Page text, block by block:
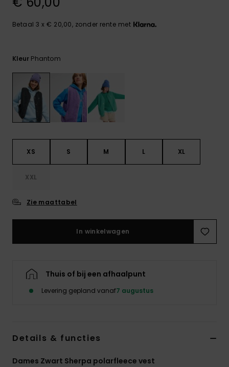
Wetsuits
ROXY APP
Betaal 3 x € 20,00, zonder rente met
Kleur Phantom
XS S M L XL
XXL
Zie maattabel
In winkelwagen
Thuis of bij een afhaalpunt
Levering gepland vanaf7 augustus
Details & functies
Dames Zwart Sherpa polarfleece vest